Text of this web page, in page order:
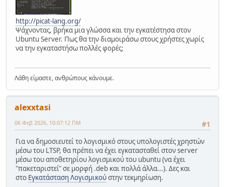
http://picat-lang.org/
Ψάχνοντας, βρήκα μια γλώσσα και την εγκατέστησα στον
Ubuntu Server. Πως θα την διαμοιράσω στους χρήστες χωρίς
να την εγκαταστήσω πολλές φορές;
Λάθη είμαστε, ανθρώπους κάνουμε.
alexxtasi
#1
06 Φεβ 2026, 10:07:12 ΠΜ
Για να δημοσιευτεί το λογισμικό στους υπολογιστές χρηστών
μέσω του LTSP, θα πρέπει να έχει εγκατασταθεί στον server
μέσω του αποθετηρίου λογισμικού του ubuntu (να έχει
"πακεταριστεί" σε μορφή .deb και πολλά άλλα...). Δες και
στο Εγκατάσταση Λογισμικούστην τεκμηρίωση.